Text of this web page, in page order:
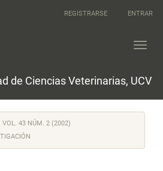
REGISTRARSE ENTRAR
de Ciencias Veterinarias, UCV
VOL. 43 NÚM. 2 (2002)